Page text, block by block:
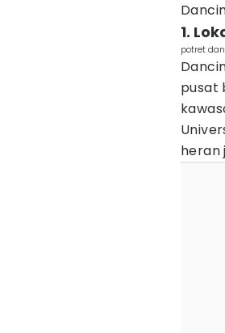
1.
potret
pusat
heran